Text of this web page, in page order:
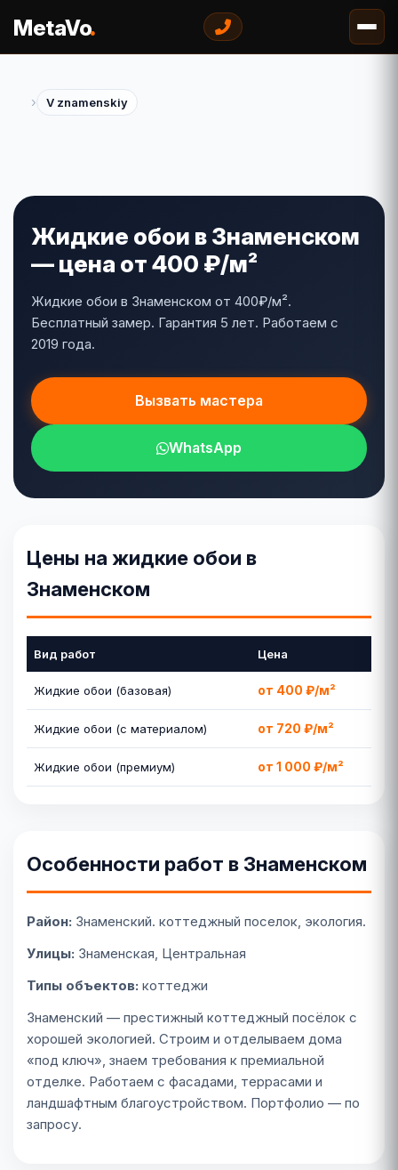
MetaVo.
› V znamenskiy
Жидкие обои в Знаменском
— цена от 400 ₽/м²
Жидкие обои в Знаменском от 400₽/м².
Бесплатный замер. Гарантия 5 лет. Работаем с
2019 года.
Вызвать мастера
WhatsApp
Цены на жидкие обои в
Знаменском
Вид работ Цена
Жидкие обои (базовая) от 400 ₽/м²
Жидкие обои (с материалом) от 720 ₽/м²
Жидкие обои (премиум) от 1 000 ₽/м²
Особенности работ в Знаменском
Район: Знаменский. коттеджный поселок, экология.
Улицы: Знаменская, Центральная
Типы объектов: коттеджи
Знаменский — престижный коттеджный посёлок с
хорошей экологией. Строим и отделываем дома
«под ключ», знаем требования к премиальной
отделке. Работаем с фасадами, террасами и
ландшафтным благоустройством. Портфолио — по
запросу.